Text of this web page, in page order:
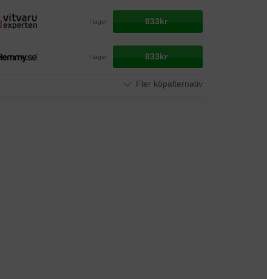
I lager 833kr
I lager 833kr
Fler köpalternativ